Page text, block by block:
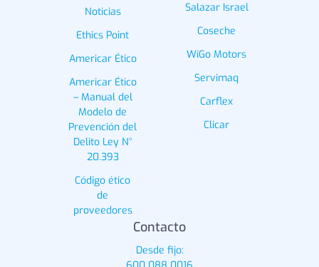
Noticias
Ethics Point
Americar Ético
Americar Ético
– Manual del
Modelo de
Prevención del
Delito Ley N°
20.393
Código ético
de
proveedores
Salazar Israel
Coseche
WiGo Motors
Servimaq
Carflex
Clicar
Contacto
Desde fijo: